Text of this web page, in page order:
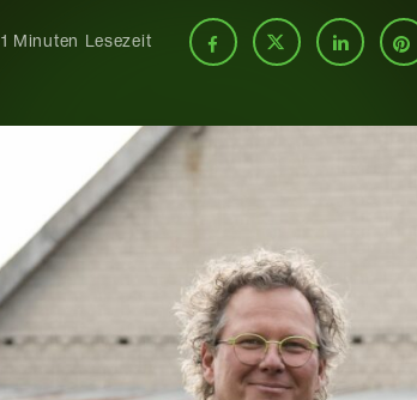
1 Minuten Lesezeit